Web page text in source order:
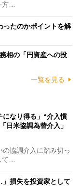
方…
ったのかポイントを解
相の「円資産への投
一覧を見る
になり得る」“介入慣
日米協調為替介入」
協調介入に踏み切っ
て…
」損失を投資家として